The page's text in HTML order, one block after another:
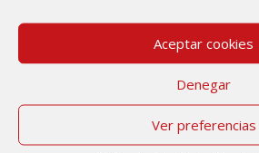
Aceptar cookies
Denegar
Ver preferencias
2 abril, 2020
Badén elevado en la carretera de
Nueva web del municipio de
4 septiembre, 2017